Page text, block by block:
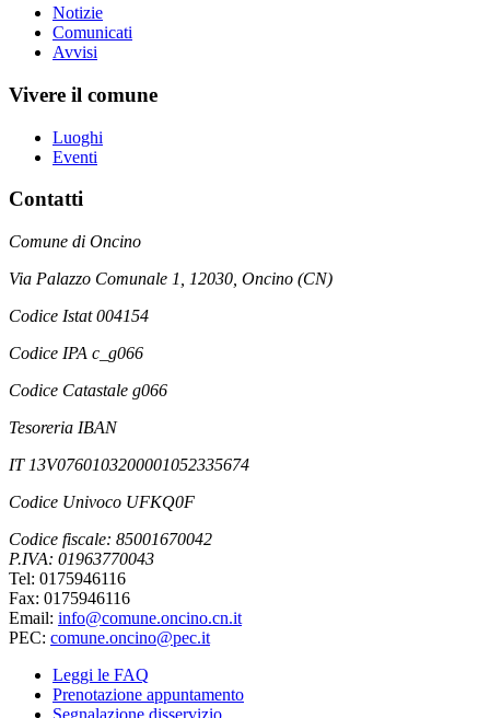
Notizie
Comunicati
Avvisi
Vivere il comune
Luoghi
Eventi
Contatti
Comune di Oncino
Via Palazzo Comunale 1, 12030, Oncino (CN)
Codice Istat 004154
Codice IPA c_g066
Codice Catastale g066
Tesoreria IBAN
IT 13V0760103200001052335674
Codice Univoco UFKQ0F
Codice fiscale: 85001670042
P.IVA: 01963770043
Tel: 0175946116
Fax: 0175946116
Email: info@comune.oncino.cn.it
PEC: comune.oncino@pec.it
Leggi le FAQ
Prenotazione appuntamento
Segnalazione disservizio